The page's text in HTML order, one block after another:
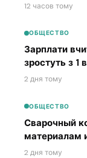
12 часов тому
ОБЩЕСТВО
Зарплати
зростуть з 1
2 дня тому
ОБЩЕСТВО
Сварочный
материалам
2 дня тому